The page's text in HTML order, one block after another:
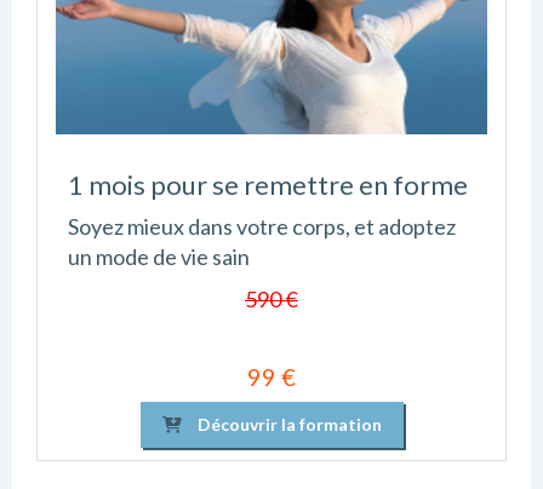
1 mois pour se remettre en forme
Soyez mieux dans votre corps, et adoptez
un mode de vie sain
590 €
99 €
Découvrir la formation